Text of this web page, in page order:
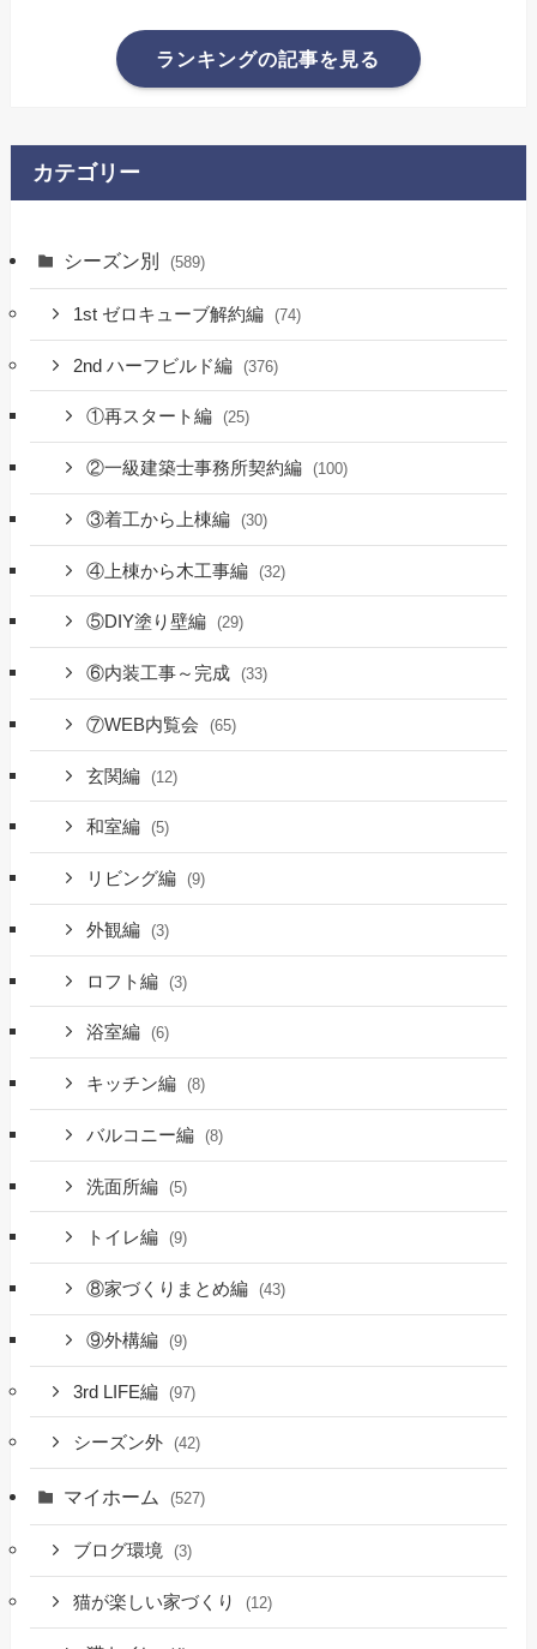
ランキングの記事を見る
カテゴリー
シーズン別 (589)
1st ゼロキューブ解約編 (74)
2nd ハーフビルド編 (376)
①再スタート編 (25)
②一級建築士事務所契約編 (100)
③着工から上棟編 (30)
④上棟から木工事編 (32)
⑤DIY塗り壁編 (29)
⑥内装工事～完成 (33)
⑦WEB内覧会 (65)
玄関編 (12)
和室編 (5)
リビング編 (9)
外観編 (3)
ロフト編 (3)
浴室編 (6)
キッチン編 (8)
バルコニー編 (8)
洗面所編 (5)
トイレ編 (9)
⑧家づくりまとめ編 (43)
⑨外構編 (9)
3rd LIFE編 (97)
シーズン外 (42)
マイホーム (527)
ブログ環境 (3)
猫が楽しい家づくり (12)